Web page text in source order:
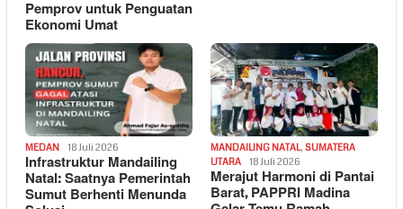
Pemprov untuk Penguatan
Ekonomi Umat
MEDAN 18 Juli 2026
Infrastruktur Mandailing
Natal: Saatnya Pemerintah
Sumut Berhenti Menunda
MANDAILING NATAL, SUMATERA
UTARA
18 Juli 2026
Merajut Harmoni di Pantai
Barat, PAPPRI Madina